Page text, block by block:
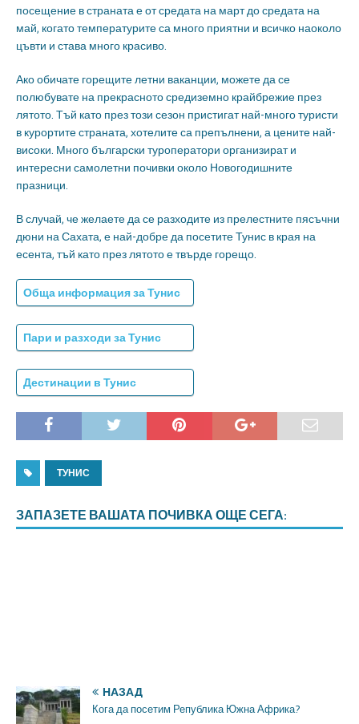
посещение в страната е от средата на март до средата на
май, когато температурите са много приятни и всичко наоколо
цъвти и става много красиво.
Ако обичате горещите летни ваканции, можете да се
полюбувате на прекрасното средиземно крайбрежие през
лятото. Тъй като през този сезон пристигат най-много туристи
в курортите страната, хотелите са препълнени, а цените най-
високи. Много български туроператори организират и
интересни самолетни почивки около Новогодишните
празници.
В случай, че желаете да се разходите из прелестните пясъчни
дюни на Сахата, е най-добре да посетите Тунис в края на
есента, тъй като през лятото е твърде горещо.
Обща информация за Тунис
Пари и разходи за Тунис
Дестинации в Тунис
ТУНИС
ЗАПАЗЕТЕ ВАШАТА ПОЧИВКА ОЩЕ СЕГА:
НАЗАД
Кога да посетим Република Южна Африка?